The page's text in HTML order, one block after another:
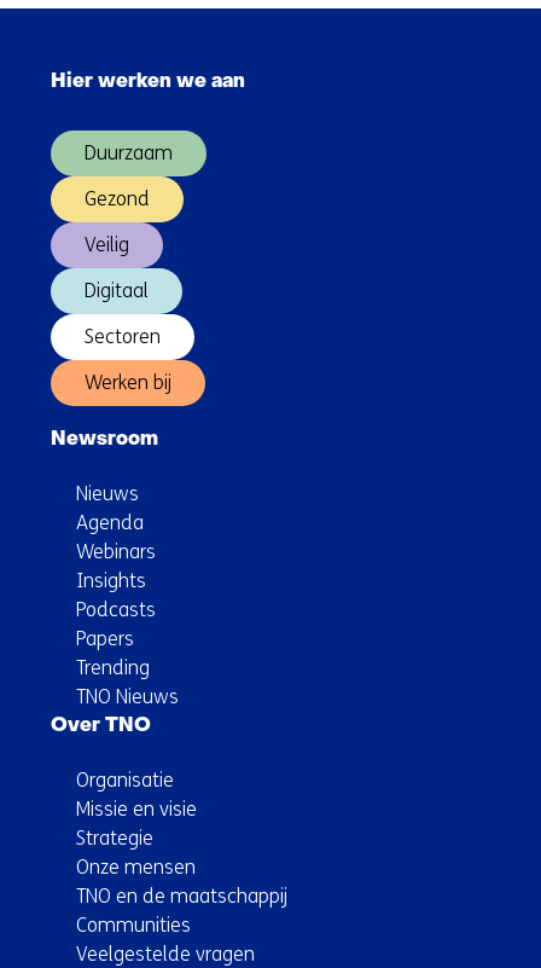
gezondheidsdata
Hier werken we aan
Duurzaam
Gezond
Veilig
Digitaal
Sectoren
Werken bij
Newsroom
Nieuws
Agenda
Webinars
Insights
Podcasts
Papers
Trending
TNO Nieuws
Over TNO
Organisatie
Missie en visie
Strategie
Onze mensen
TNO en de maatschappij
Communities
Veelgestelde vragen